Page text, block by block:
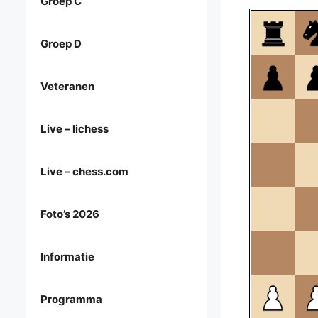
Groep D
Veteranen
Live – lichess
Live – chess.com
Foto’s 2026
Informatie
Programma